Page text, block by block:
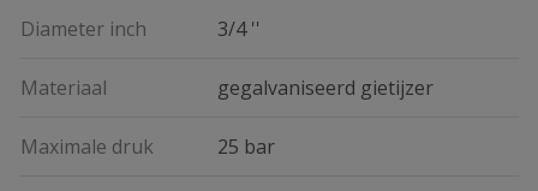
Diameter inch 3/4 ''
Materiaal gegalvaniseerd gietijzer
Maximale druk 25 bar